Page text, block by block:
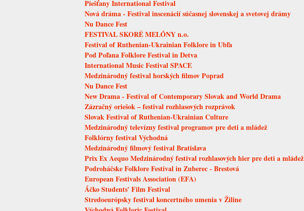
Piešťany International Festival
Nová dráma - Festival inscenácií súčasnej slovenskej a svetovej drámy
Nu Dance Fest
FESTIVAL SKORÉ MELÓNY n.o.
Festival of Ruthenian-Ukrainian Folklore in Ubľa
Pod Poľana Folklore Festival in Detva
International Music Festival SPACE
Medzinárodný festival horských filmov Poprad
Nu Dance Fest
New Drama - Festival of Contemporary Slovak and World Drama
Zázračný oriešok – festival rozhlasových rozprávok
Slovak Festival of Ruthenian-Ukrainian Culture
Medzinárodný televízny festival programov pre deti a mládež
Folklórny festival Východná
Medzinárodný filmový festival Bratislava
Prix Ex Aequo Medzinárodný festival rozhlasových hier pre deti a mládež
Podroháčske Folklore Festival in Zuberec - Brestová
European Festivals Association (EFA)
Áčko Students' Film Festival
Stredoeurópsky festival koncertného umenia v Žiline